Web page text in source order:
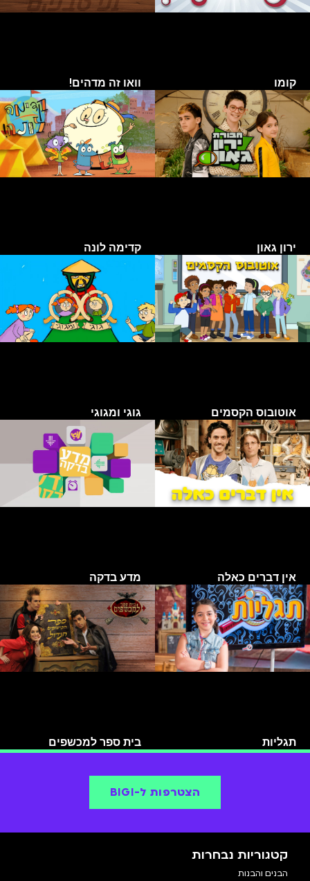
קומו וואו זה מדהים!
ירון גאון קדימה לונה
אוטובוס הקסמים גוגי ומגוגי
אין דברים כאלה מדע בדקה
תגליות בית ספר למכשפים
הצטרפות ל-BIGI
קטגוריות נבחרות
הבנים והבנות